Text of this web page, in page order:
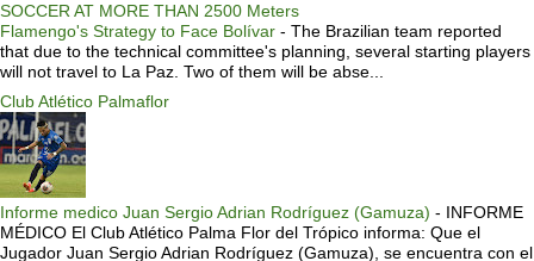
SOCCER AT MORE THAN 2500 Meters
Flamengo's Strategy to Face Bolívar - The Brazilian team reported
that due to the technical committee's planning, several starting players
will not travel to La Paz. Two of them will be abse...
Club Atlético Palmaflor
Informe medico Juan Sergio Adrian Rodríguez (Gamuza) - INFORME
MÉDICO El Club Atlético Palma Flor del Trópico informa: Que el
Jugador Juan Sergio Adrian Rodríguez (Gamuza), se encuentra con el